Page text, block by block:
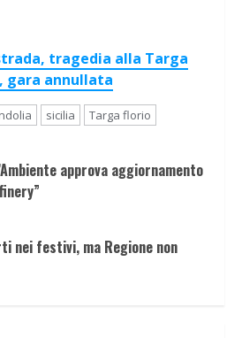
tragedia alla Targa
gara annullata
sicilia Targa florio
approva aggiornamento
nei festivi, ma Regione non